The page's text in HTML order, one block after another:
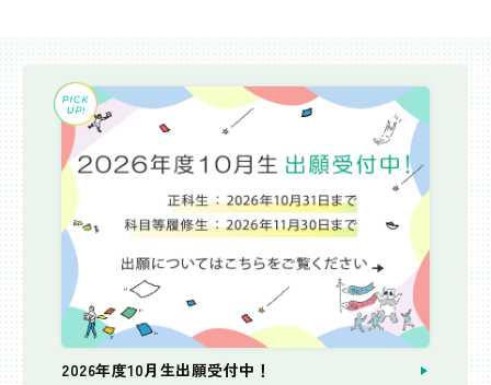
2026年度10月生出願受付中！